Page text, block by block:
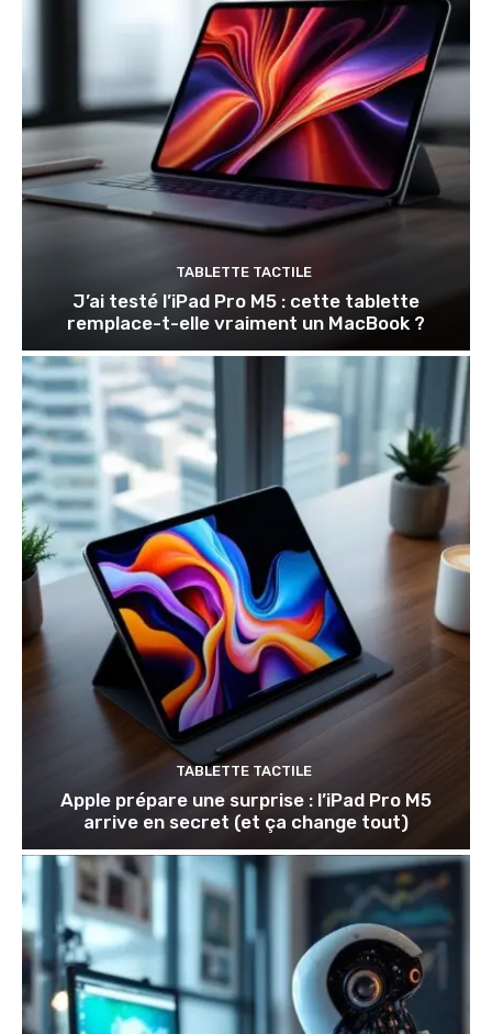
TABLETTE TACTILE
J’ai testé l’iPad Pro M5 : cette tablette
remplace-t-elle vraiment un MacBook ?
TABLETTE TACTILE
Apple prépare une surprise : l’iPad Pro M5
arrive en secret (et ça change tout)